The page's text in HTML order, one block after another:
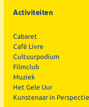
Activiteiten
Cabaret
Café Livre
Cultuurpodium
Filmclub
Muziek
Het Gele Uur
Kunstenaar in